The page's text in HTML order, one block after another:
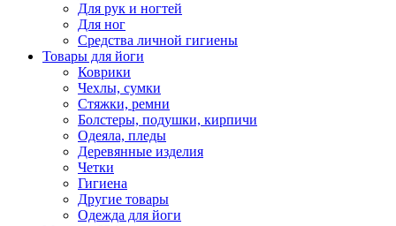
Для рук и ногтей
Для ног
Средства личной гигиены
Товары для йоги
Коврики
Чехлы, сумки
Стяжки, ремни
Болстеры, подушки, кирпичи
Одеяла, пледы
Деревянные изделия
Четки
Гигиена
Другие товары
Одежда для йоги